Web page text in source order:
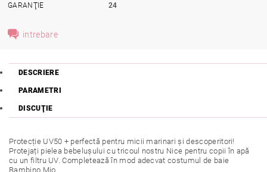
GARANŢIE
24
intrebare
DESCRIERE
PARAMETRI
DISCUŢIE
Protecție UV50 + perfectă pentru micii marinari și descoperitori!
Protejați pielea bebelușului cu tricoul nostru Nice pentru copii în apă
cu un filtru UV. Completează în mod adecvat costumul de baie
Bambino Mio.